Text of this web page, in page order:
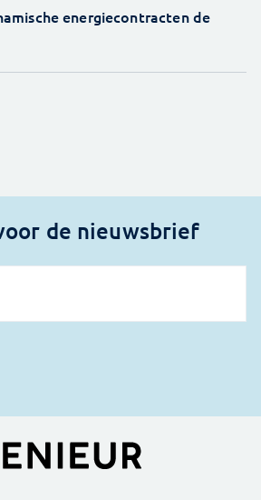
energiecontracten de
de nieuwsbrief